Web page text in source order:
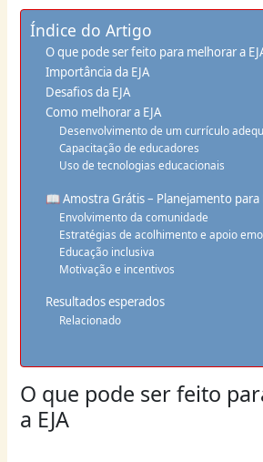
Índice do Artigo
O que pode ser feito para melhorar a
Importância da EJA
Desafios da EJA
Como melhorar a EJA
Desenvolvimento de um currículo
Capacitação de educadores
Uso de tecnologias educacionais
📖 Amostra Grátis – Planejamento para
Envolvimento da comunidade
Estratégias de acolhimento e apoio
Educação inclusiva
Motivação e incentivos
Resultados esperados
Relacionado
O que pode ser feito
a EJA